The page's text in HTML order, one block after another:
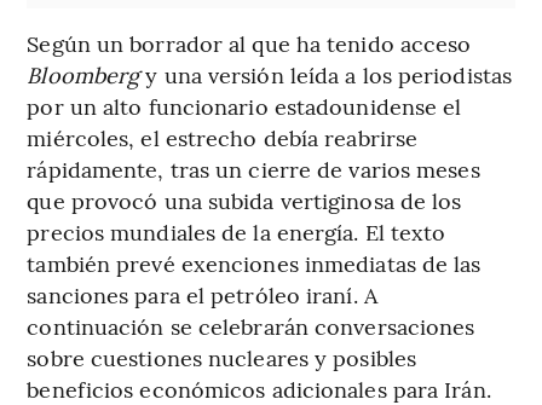
Según un borrador al que ha tenido acceso
Bloombergy una versión leída a los periodistas
por un alto funcionario estadounidense el
miércoles, el estrecho debía reabrirse
rápidamente, tras un cierre de varios meses
que provocó una subida vertiginosa de los
precios mundiales de la energía. El texto
también prevé exenciones inmediatas de las
sanciones para el petróleo iraní. A
continuación se celebrarán conversaciones
sobre cuestiones nucleares y posibles
beneficios económicos adicionales para Irán.